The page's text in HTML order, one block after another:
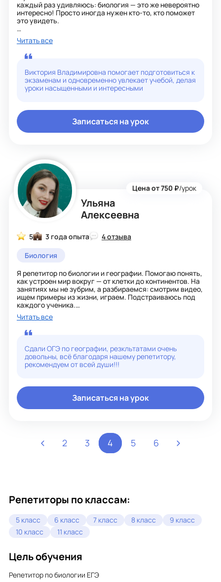
каждый раз удивляюсь: биология — это же невероятно
интересно! Просто иногда нужен кто-то, кто поможет
это увидеть.
Мои ученики сдают ОГЭ на высокие баллы, занимают
призовые места в олимпиадах, пишут
исследовательские работы. Но для меня важнее
другое — чтобы ребёнок перестал бояться предмета,
начал задавать вопросы и увлёкся наукой по-
настоящему.
Я использую разные форматы, ищу подход к каждому,
Со мной спокойно, понятно и интересно.
Читать все
Виктория Владимировна помогает подготовиться к
экзаменам и одновременно увлекает учебой, делая
уроки насыщенными и интересными
Записаться на урок
Ульяна
Алексеевна
Цена от 750 ₽/урок
5 3 года опыта
4 отзыва
Биология
Я репетитор по биологии и географии. Помогаю понять,
как устроен мир вокруг — от клетки до континентов. На
занятиях мы не зубрим, а разбираемся: смотрим видео,
ищем примеры из жизни, играем. Подстраиваюсь под
каждого ученика.
Я искренне считаю, что биология и география — это не
скучные науки, а увлекательное путешествие. Буду
рада помочь вам или вашему ребёнку открыть для себя
этот мир!
Читать все
Сдали ОГЭ по географии, резкльтатами очень
довольны, всё благодаря нашему репетитору,
рекомендуем от всей души!!!
Записаться на урок
2 3 4 5 6
Репетиторы по классам:
5 класс 6 класс 7 класс 8 класс
9 класс
10 класс
11 класс
Цель обучения
Репетитор по биологии ЕГЭ